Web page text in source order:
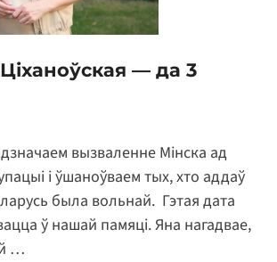
— да 3
вызваленне Мінска ад
і ўшаноўваем тых, хто аддаў
была вольнай. Гэтая дата
ў нашай памяці. Яна нагадвае,
…